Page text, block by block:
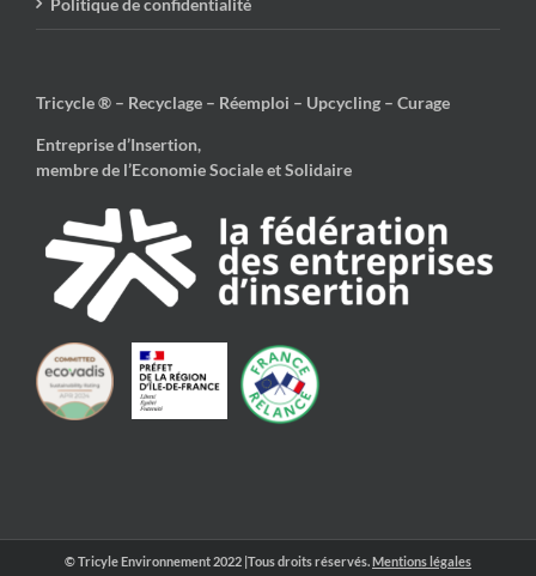
Politique de confidentialité
Tricycle ® – Recyclage – Réemploi – Upcycling – Curage
Entreprise d’Insertion,
membre de l’Economie Sociale et Solidaire
© Tricyle Environnement 2022 |Tous droits réservés. Mentions légales